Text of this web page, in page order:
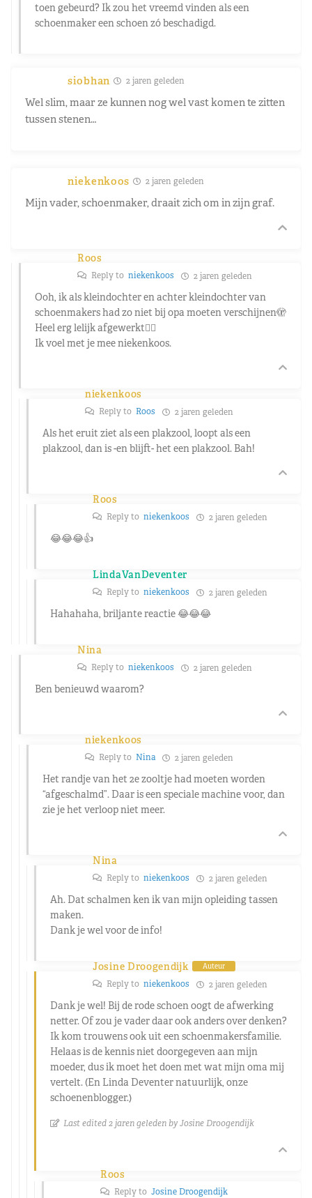
toen gebeurd? Ik zou het vreemd vinden als een
schoenmaker een schoen zó beschadigd.
siobhan 2 jaren geleden
Wel slim, maar ze kunnen nog wel vast komen te zitten
tussen stenen…
niekenkoos 2 jaren geleden
Mijn vader, schoenmaker, draait zich om in zijn graf.
Roos
Reply to niekenkoos 2 jaren geleden
Ooh, ik als kleindochter en achter kleindochter van
schoenmakers had zo niet bij opa moeten verschijnen🫣
Heel erg lelijk afgewerkt😵‍💫
Ik voel met je mee niekenkoos.
niekenkoos
Reply to Roos 2 jaren geleden
Als het eruit ziet als een plakzool, loopt als een
plakzool, dan is -en blijft- het een plakzool. Bah!
Roos
Reply to niekenkoos 2 jaren geleden
😂😂😂👍
LindaVanDeventer
Reply to niekenkoos 2 jaren geleden
Hahahaha, briljante reactie 😂😂😂
Nina
Reply to niekenkoos 2 jaren geleden
Ben benieuwd waarom?
niekenkoos
Reply to Nina 2 jaren geleden
Het randje van het 2e zooltje had moeten worden
“afgeschalmd”. Daar is een speciale machine voor, dan
zie je het verloop niet meer.
Nina
Reply to niekenkoos 2 jaren geleden
Ah. Dat schalmen ken ik van mijn opleiding tassen
maken.
Dank je wel voor de info!
Josine Droogendijk Auteur
Reply to niekenkoos 2 jaren geleden
Dank je wel! Bij de rode schoen oogt de afwerking
netter. Of zou je vader daar ook anders over denken?
Ik kom trouwens ook uit een schoenmakersfamilie.
Helaas is de kennis niet doorgegeven aan mijn
moeder, dus ik moet het doen met wat mijn oma mij
vertelt. (En Linda Deventer natuurlijk, onze
schoenenblogger.)
Last edited 2 jaren geleden by Josine Droogendijk
Roos
Reply to Josine Droogendijk